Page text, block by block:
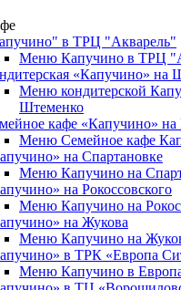
в ТРЦ "Акварель"
Меню Капучино в ТРЦ
«Капучино» на
Меню кондитерской
Штеменко
кафе «Капучино»
Меню Семейное кафе
на Спартановке
Меню Капучино на
на Рокоссовского
Меню Капучино на
на Жукова
Меню Капучино на
в ТРК «Европа
Меню Капучино в